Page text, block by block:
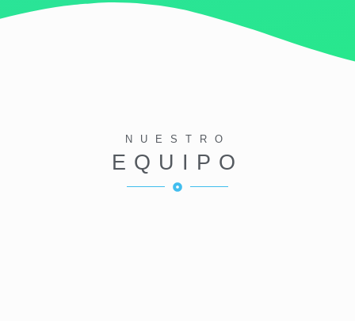
NUESTRO
EQUIPO